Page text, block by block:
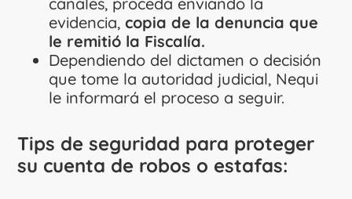
evidencia, copia de la denuncia que
le remitió la Fiscalía.
Dependiendo del dictamen o decisión
que tome la autoridad judicial, Nequi
le informará el proceso a seguir.
Tips de seguridad para proteger
su cuenta de robos o estafas: